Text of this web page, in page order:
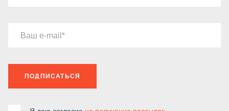
Ваш e-mail
ПОДПИСАТЬСЯ